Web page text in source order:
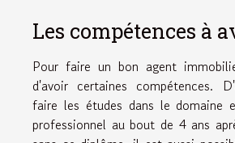
Les compétences à
Pour faire un bon agent
d'avoir certaines compétences.
faire les études dans le domaine
professionnel au bout de 4 ans